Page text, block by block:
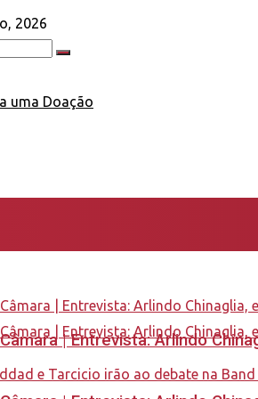
2026
uma Doação
| Entrevista: Arlindo